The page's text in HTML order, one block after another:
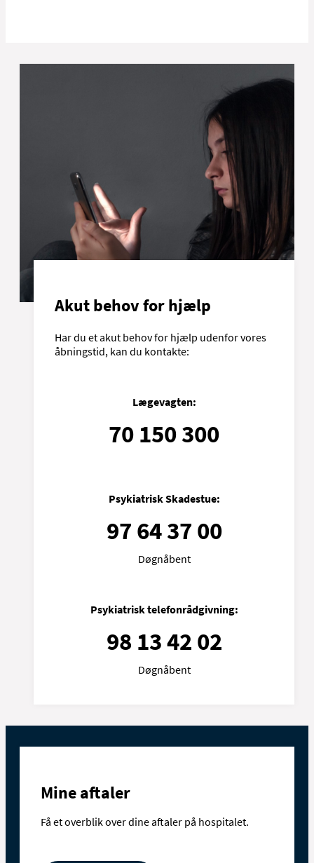
Akut behov for hjælp
Har du et akut behov for hjælp udenfor vores
åbningstid, kan du kontakte:
Lægevagten:
70 150 300
Psykiatrisk Skadestue:
97 64 37 00
Døgnåbent
Psykiatrisk telefonrådgivning:
98 13 42 02
Døgnåbent
Mine aftaler
Få et overblik over dine aftaler på hospitalet.